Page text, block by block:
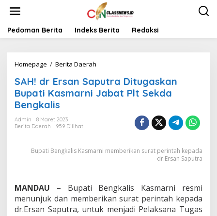
t
Pedoman Berita Indeks Berita Redaksi
Homepage / Berita Daerah
H
d
n
u
t
r
a
SAH! dr Ersan Saputra Ditugaskan
Bupati Kasmarni Jabat Plt Sekda
Bengkalis
Admin
8 Maret 2023
Berita Daerah
959 Dilihat
Bupati Bengkalis Kasmarni memberikan surat perintah kepada
dr.Ersan Saputra
MANDAU – Bupati Bengkalis Kasmarni resmi
menunjuk dan memberikan surat perintah kepada
dr.Ersan Saputra, untuk menjadi Pelaksana Tugas